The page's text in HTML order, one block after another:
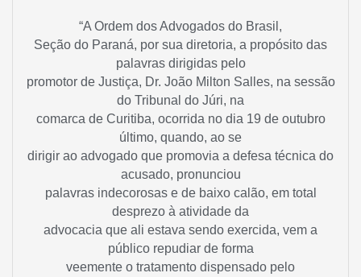
“A Ordem dos Advogados do Brasil,
Seção do Paraná, por sua diretoria, a propósito das
palavras dirigidas pelo
promotor de Justiça, Dr. João Milton Salles, na sessão
do Tribunal do Júri, na
comarca de Curitiba, ocorrida no dia 19 de outubro
último, quando, ao se
dirigir ao advogado que promovia a defesa técnica do
acusado, pronunciou
palavras indecorosas e de baixo calão, em total
desprezo à atividade da
advocacia que ali estava sendo exercida, vem a
público repudiar de forma
veemente o tratamento dispensado pelo